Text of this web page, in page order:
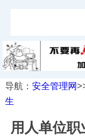
导航： 安全管理网
生
用人单位